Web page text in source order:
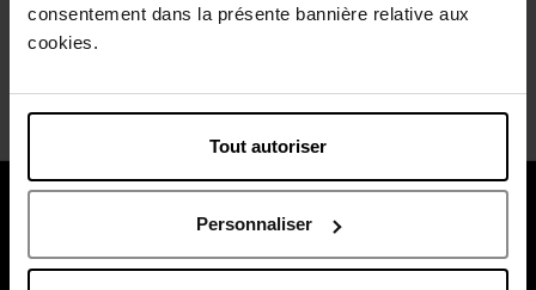
consentement dans la présente bannière relative aux
cookies.
Tout autoriser
Personnaliser
47,50 € Ajouter 31,90 € Ajouter
Nos services